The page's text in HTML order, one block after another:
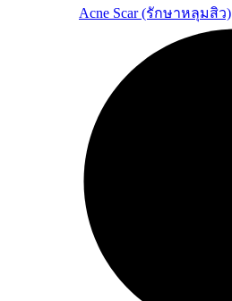
Acne Scar (รักษาหลุมสิว)